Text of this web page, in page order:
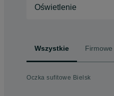
Oświetlenie
Wszystkie Firmowe
Oczka sufitowe Bielsk